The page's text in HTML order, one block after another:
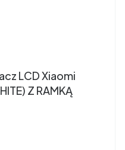
LCD Xiaomi
Z RAMKĄ